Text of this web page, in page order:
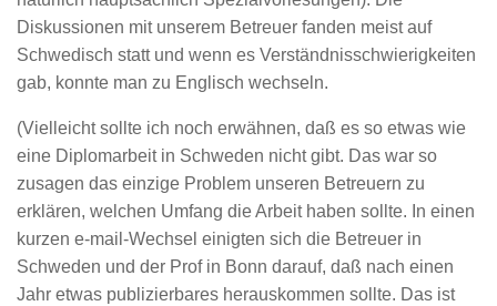
Diskussionen mit unserem Betreuer fanden meist auf
Schwedisch statt und wenn es Verständnisschwierigkeiten
gab, konnte man zu Englisch wechseln.
(Vielleicht sollte ich noch erwähnen, daß es so etwas wie
eine Diplomarbeit in Schweden nicht gibt. Das war so
zusagen das einzige Problem unseren Betreuern zu
erklären, welchen Umfang die Arbeit haben sollte. In einen
kurzen e-mail-Wechsel einigten sich die Betreuer in
Schweden und der Prof in Bonn darauf, daß nach einen
Jahr etwas publizierbares herauskommen sollte. Das ist